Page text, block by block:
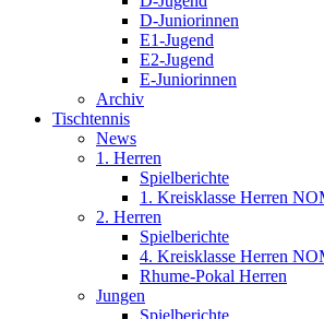
D-Juniorinnen
E1-Jugend
E2-Jugend
E-Juniorinnen
Archiv
Tischtennis
News
1. Herren
Spielberichte
1. Kreisklasse Herren
2. Herren
Spielberichte
4. Kreisklasse Herren
Rhume-Pokal Herren
Jungen
Spielberichte